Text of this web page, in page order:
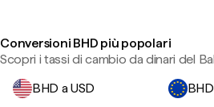
Conversioni BHD più popolari
Scopri i tassi di cambio da dinari del
BHD a USD